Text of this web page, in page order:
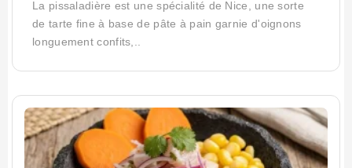
La pissaladière est une spécialité de Nice, une sorte
de tarte fine à base de pâte à pain garnie d'oignons
longuement confits,..